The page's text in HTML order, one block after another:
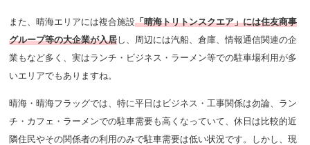
また、晴海エリアには複合施設「晴海トリトンスクエア」には住友商事
グループ等の大企業が入居し、周辺には汽船、倉庫、情報通信関連の企
業もなど多く、実はランチ・ビジネス・ラーメン等での駐車場利用が多
いエリアでもありますね。
晴海・晴海フラッグでは、特に平日はビジネス・工事関係は勿論、ラン
チ・カフェ・ラーメンでの駐車需要も高くなっていて、休日は比較的近
隣住民やその関係者の利用のみで駐車需要は低い状況です。
しかし、現